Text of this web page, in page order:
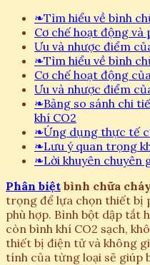
❧Tìm hiểu về bình
Cơ chế hoạt động và
Ưu và nhược điểm
❧Tìm hiểu về bình
Cơ chế hoạt động
Ưu và nhược điểm
❧Bảng so sánh chi
khí CO2
❧Ứng dụng thực tế
❧Lưu ý quan trọng
❧Lời khuyên chuyên
Phân biệt bình chữa
trọng để lựa chọn thiết bị
phù hợp. Bình bột dập tắt
còn bình khí CO2 sạch,
thiết bị điện tử và không
tính của từng loại sẽ giúp